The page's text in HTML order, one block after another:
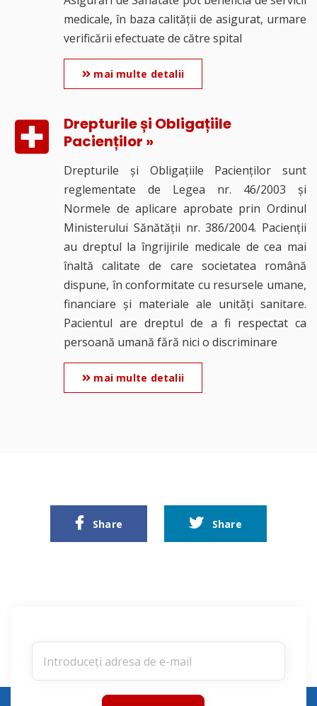
medicale, în baza calității de asigurat, urmare
verificării efectuate de către spital
mai multe detalii
Drepturile și Obligațiile
Pacienților »
Drepturile și Obligațiile Pacienților sunt
reglementate de Legea nr. 46/2003 și
Normele de aplicare aprobate prin Ordinul
Ministerului Sănătății nr. 386/2004. Pacienții
au dreptul la îngrijirile medicale de cea mai
înaltă calitate de care societatea română
dispune, în conformitate cu resursele umane,
financiare și materiale ale unități sanitare.
Pacientul are dreptul de a fi respectat ca
persoană umană fără nici o discriminare
mai multe detalii
Share Share